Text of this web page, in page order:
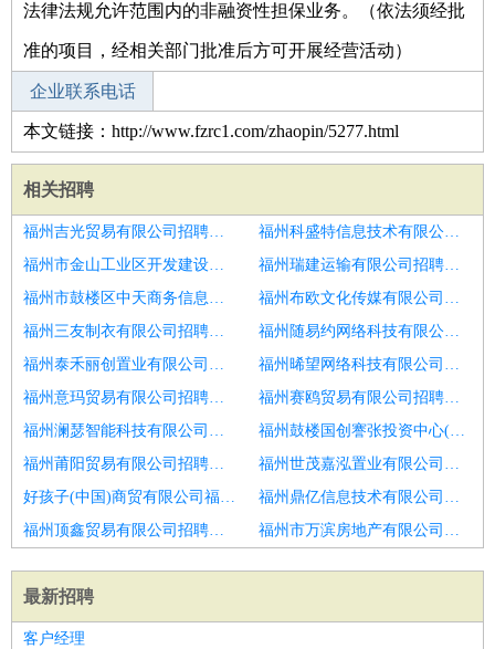
法律法规允许范围内的非融资性担保业务。（依法须经批
准的项目，经相关部门批准后方可开展经营活动）
企业联系电话
本文链接：http://www.fzrc1.com/zhaopin/5277.html
相关招聘
福州吉光贸易有限公司招聘护士
福州科盛特信息技术有限公司招聘护士
福州市金山工业区开发建设有限公司招聘护士
福州瑞建运输有限公司招聘护士
福州市鼓楼区中天商务信息咨询有限公司招聘导诊护士
福州布欧文化传媒有限公司招聘护士
福州三友制衣有限公司招聘护士长
福州随易约网络科技有限公司招聘护士
福州泰禾丽创置业有限公司招聘临床检验及分子生物学检测
福州晞望网络科技有限公司招聘口腔护士
福州意玛贸易有限公司招聘护士
福州赛鸥贸易有限公司招聘护士长
福州澜瑟智能科技有限公司招聘护士
福州鼓楼国创謇张投资中心(有限合伙)招聘口腔护士,护士
福州莆阳贸易有限公司招聘护士
福州世茂嘉泓置业有限公司招聘护士长
好孩子(中国)商贸有限公司福州分公司招聘诚聘护士
福州鼎亿信息技术有限公司招聘执业护士
福州顶鑫贸易有限公司招聘护士
福州市万滨房地产有限公司招聘口腔正畸护士
最新招聘
客户经理